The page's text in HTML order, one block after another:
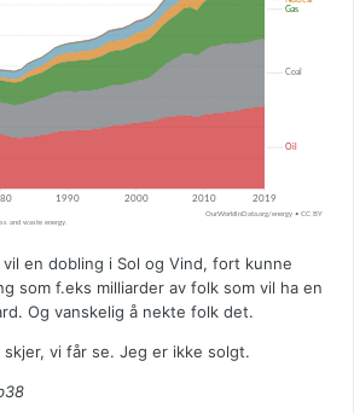
en dobling i Sol og Vind, fort kunne
som f.eks milliarder av folk som vil ha en
Og vanskelig å nekte folk det.
vi får se. Jeg er ikke solgt.